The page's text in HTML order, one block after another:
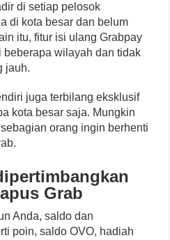
di setiap pelosok
di kota besar dan belum
itu, fitur isi ulang Grabpay
beberapa wilayah dan tidak
jauh.
juga terbilang eksklusif
kota besar saja. Mungkin
orang ingin berhenti
Grab
Anda, saldo dan
poin, saldo OVO, hadiah